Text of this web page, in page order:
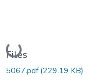
Loading...
Files
5067.pdf(229.19 KB)